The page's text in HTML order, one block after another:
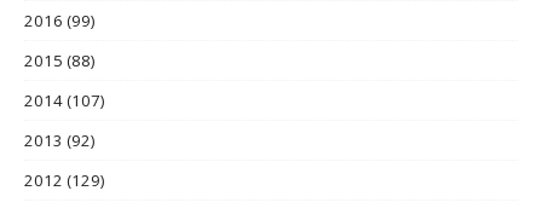
2016 (99)
2015 (88)
2014(107)
2013 (92)
2012 (129)